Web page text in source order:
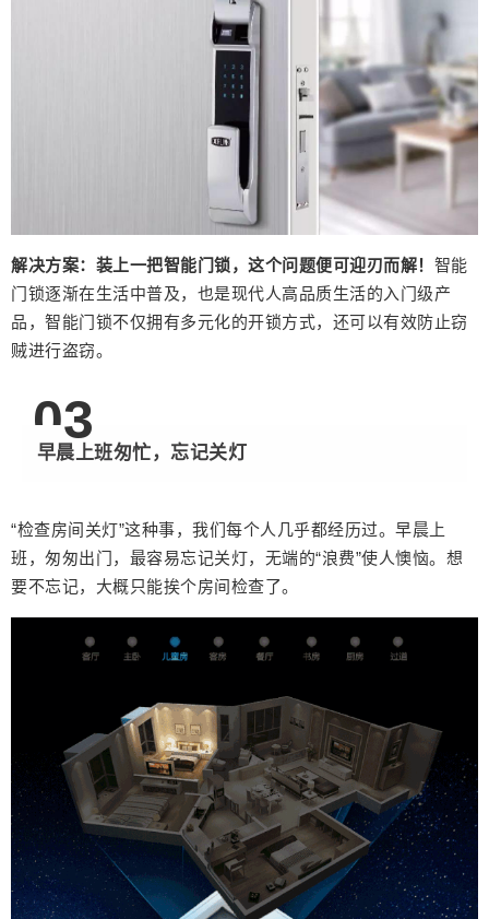
解决方案： 装上一把智能门锁，这个问题便可迎刃而解！ 智能
门锁逐渐在生活中普及，也是现代人高品质生活的入门级产
品，智能门锁不仅拥有多元化的开锁方式，还可以有效防止窃
贼进行盗窃。
03
早晨上班匆忙，忘记关灯
“检查房间关灯”这种事，我们每个人几乎都经历过。早晨上
班，匆匆出门，最容易忘记关灯，无端的“浪费”使人懊恼。想
要不忘记，大概只能挨个房间检查了。
供你选择，无论是营造派对气氛，还是约会氛围，
都能为你提供无限种可能。 提升幸福感，先从生活
中的小事开始吧！方正智家多款智能产品，均能帮
你提升生活幸福感，无需费心装修，也能打造一个
有温度的家，让你的生活过的有滋有味，幸福感爆